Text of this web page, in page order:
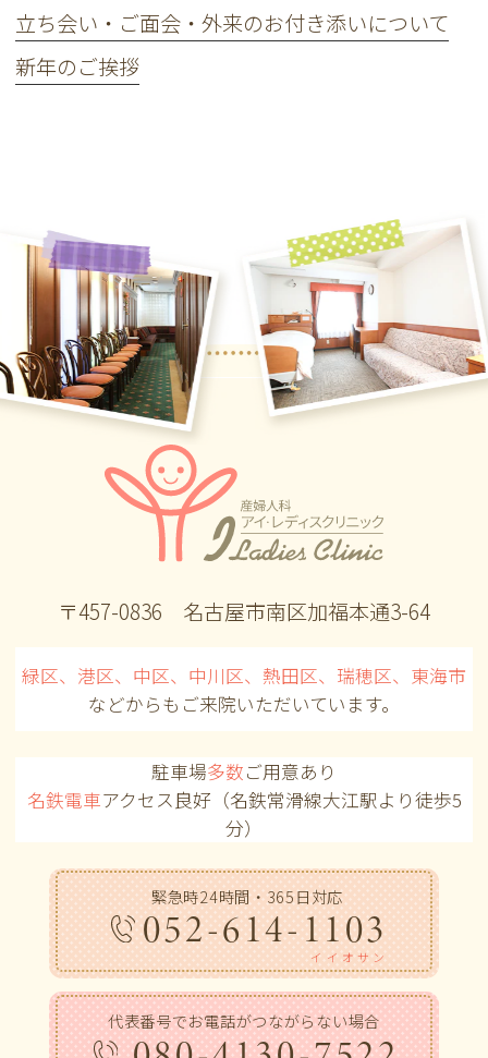
立ち会い・ご面会・外来のお付き添いについて
新年のご挨拶
〒457-0836 名古屋市南区加福本通3-64
緑区、港区、中区、中川区、熱田区、瑞穂区、東海市
などからも ご来院いただいています。
駐車場多数ご用意あり
名鉄電車アクセス良好（名鉄常滑線大江駅より徒歩5
分）
緊急時24時間・365日対応
イイオサン
052-614-1103
代表番号でお電話がつながらない場合